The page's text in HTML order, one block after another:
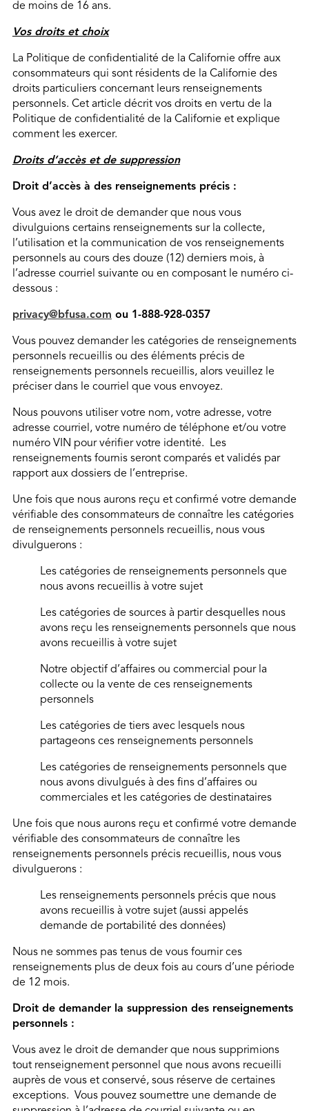
de moins de 16 ans.
Vos droits et choix
La Politique de confidentialité de la Californie offre aux
consommateurs qui sont résidents de la Californie des
droits particuliers concernant leurs renseignements
personnels. Cet article décrit vos droits en vertu de la
Politique de confidentialité de la Californie et explique
comment les exercer.
Droits d’accès et de suppression
Droit d’accès à des renseignements précis :
Vous avez le droit de demander que nous vous
divulguions certains renseignements sur la collecte,
l’utilisation et la communication de vos renseignements
personnels au cours des douze (12) derniers mois, à
l’adresse courriel suivante ou en composant le numéro ci-
dessous :
privacy@bfusa.com ou 1-888-928-0357
Vous pouvez demander les catégories de renseignements
personnels recueillis ou des éléments précis de
renseignements personnels recueillis, alors veuillez le
préciser dans le courriel que vous envoyez.
Nous pouvons utiliser votre nom, votre adresse, votre
adresse courriel, votre numéro de téléphone et/ou votre
numéro VIN pour vérifier votre identité. Les
renseignements fournis seront comparés et validés par
rapport aux dossiers de l’entreprise.
Une fois que nous aurons reçu et confirmé votre demande
vérifiable des consommateurs de connaître les catégories
de renseignements personnels recueillis, nous vous
divulguerons :
Les catégories de renseignements personnels que
nous avons recueillis à votre sujet
Les catégories de sources à partir desquelles nous
avons reçu les renseignements personnels que nous
avons recueillis à votre sujet
Notre objectif d’affaires ou commercial pour la
collecte ou la vente de ces renseignements
personnels
Les catégories de tiers avec lesquels nous
partageons ces renseignements personnels
Les catégories de renseignements personnels que
nous avons divulgués à des fins d’affaires ou
commerciales et les catégories de destinataires
Une fois que nous aurons reçu et confirmé votre demande
vérifiable des consommateurs de connaître les
renseignements personnels précis recueillis, nous vous
divulguerons :
Les renseignements personnels précis que nous
avons recueillis à votre sujet (aussi appelés
demande de portabilité des données)
Nous ne sommes pas tenus de vous fournir ces
renseignements plus de deux fois au cours d’une période
de 12 mois.
Droit de demander la suppression des renseignements
personnels :
Vous avez le droit de demander que nous supprimions
tout renseignement personnel que nous avons recueilli
auprès de vous et conservé, sous réserve de certaines
exceptions. Vous pouvez soumettre une demande de